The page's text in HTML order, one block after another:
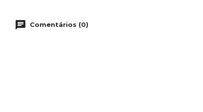
Comentários (0)